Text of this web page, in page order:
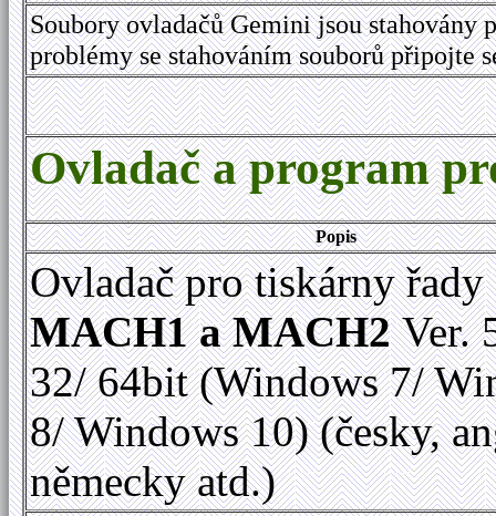
Soubory ovladačů Gemini jsou
problémy se stahováním souborů připojte
Ovladač a program
Popis
Ovladač pro tiskárny řady
MACH1 a MACH2Ver.
32/ 64bit (Windows 7/
8/ Windows 10) (česky,
německy atd.)